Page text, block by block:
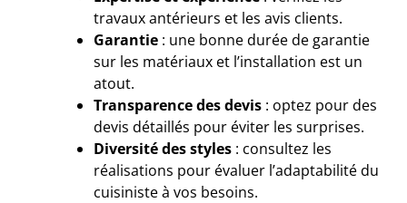
travaux antérieurs et les avis clients.
Garantie : une bonne durée de garantie
sur les matériaux et l’installation est un
atout.
Transparence des devis : optez pour des
devis détaillés pour éviter les surprises.
Diversité des styles : consultez les
réalisations pour évaluer l’adaptabilité du
cuisiniste à vos besoins.